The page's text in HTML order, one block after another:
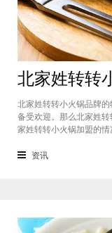
北家姓转转小火锅品牌
备受欢迎。那么北家姓
家姓转转小火锅加盟的
态存在着。北家姓转转小
资讯